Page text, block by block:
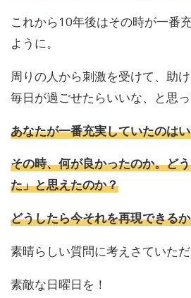
これから10年後はその時が一番
ように。
周りの人から刺激を受けて、助
毎日が過ごせたらいいな、と思っ
あなたが一番充実していたのは
その時、何が良かったのか。ど
た」と思えたのか？
どうしたら今それを再現できる
素晴らしい質問に考えさていただ
素敵な日曜日を！